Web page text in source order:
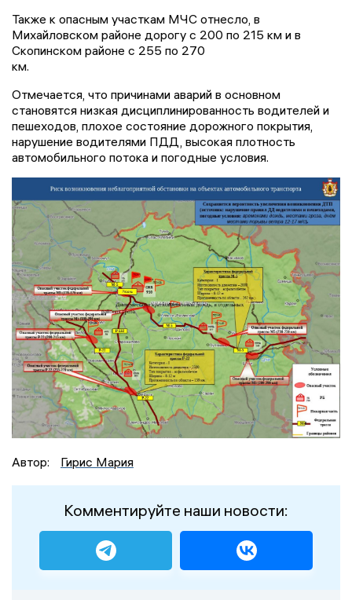
Также к опасным участкам МЧС отнесло, в
Михайловском районе дорогу с 200 по 215 км и в
Скопинском районе с 255 по 270
км.
Отмечается, что причинами аварий в основном
становятся низкая дисциплинированность водителей и
пешеходов, плохое состояние дорожного покрытия,
нарушение водителями ПДД, высокая плотность
автомобильного потока и погодные условия.
Автор: Гирис Мария
Комментируйте наши новости: